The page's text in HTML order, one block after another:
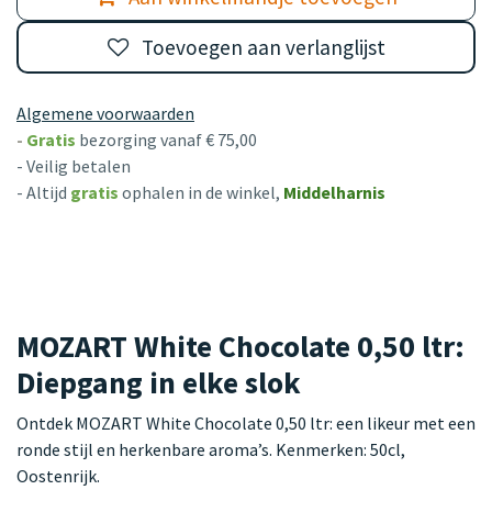
Toevoegen aan verlanglijst
Algemene voorwaarden
- Gratis bezorging vanaf € 75,00
- Veilig betalen
- Altijd gratis ophalen in de winkel, Middelharnis
MOZART White Chocolate 0,50 ltr:
Diepgang in elke slok
Ontdek MOZART White Chocolate 0,50 ltr: een likeur met een
ronde stijl en herkenbare aroma’s. Kenmerken: 50cl,
Oostenrijk.